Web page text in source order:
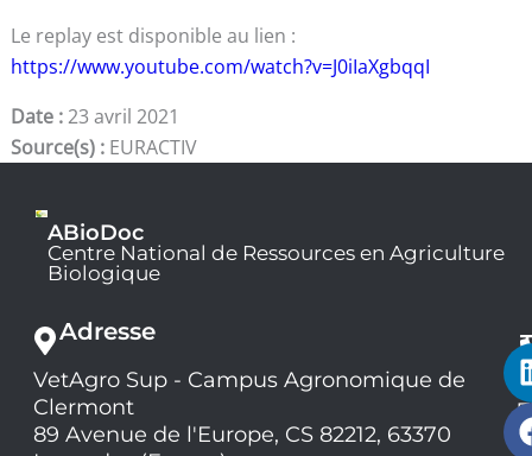
Le replay est disponible au lien :
https://www.youtube.com/watch?v=J0iIaXgbqqI
Date :23 avril 2021
Source(s) : EURACTIV
ABioDoc
Centre National de Ressources en Agriculture
Biologique
Adresse
VetAgro Sup - Campus Agronomique de
Clermont
89 Avenue de l'Europe, CS 82212, 63370